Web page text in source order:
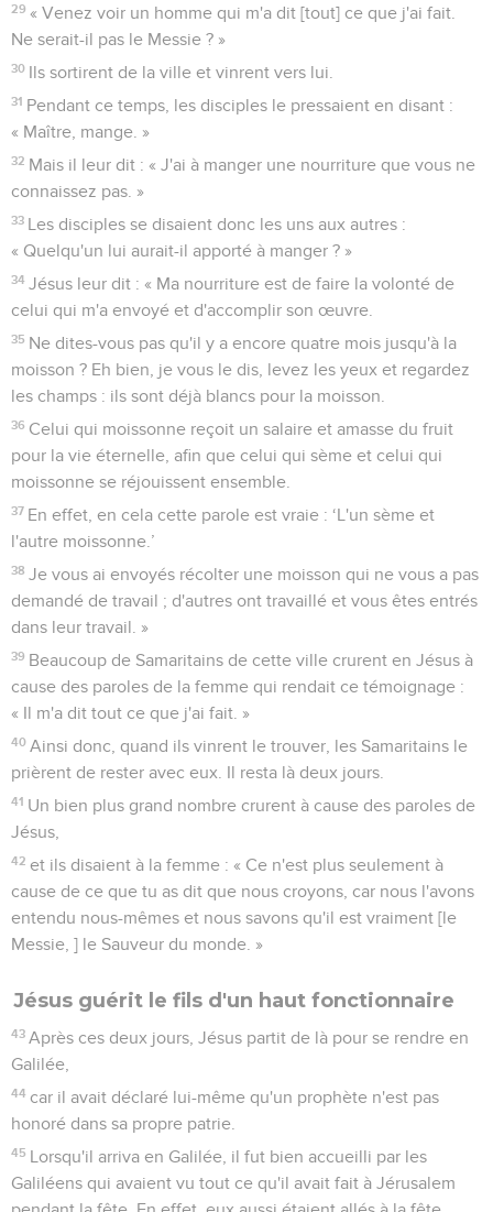
29 « Venez voir un homme qui m'a dit [tout] ce que j'ai fait.
Ne serait-il pas le Messie ? »
30 Ils sortirent de la ville et vinrent vers lui.
31 Pendant ce temps, les disciples le pressaient en disant :
« Maître, mange. »
32 Mais il leur dit : « J'ai à manger une nourriture que vous ne
connaissez pas. »
33 Les disciples se disaient donc les uns aux autres :
« Quelqu'un lui aurait-il apporté à manger ? »
34 Jésus leur dit : « Ma nourriture est de faire la volonté de
celui qui m'a envoyé et d'accomplir son œuvre.
35 Ne dites-vous pas qu'il y a encore quatre mois jusqu'à la
moisson ? Eh bien, je vous le dis, levez les yeux et regardez
les champs : ils sont déjà blancs pour la moisson.
36 Celui qui moissonne reçoit un salaire et amasse du fruit
pour la vie éternelle, afin que celui qui sème et celui qui
moissonne se réjouissent ensemble.
37 En effet, en cela cette parole est vraie : ‘L'un sème et
l'autre moissonne.’
38 Je vous ai envoyés récolter une moisson qui ne vous a pas
demandé de travail ; d'autres ont travaillé et vous êtes entrés
dans leur travail. »
39 Beaucoup de Samaritains de cette ville crurent en Jésus à
cause des paroles de la femme qui rendait ce témoignage :
« Il m'a dit tout ce que j'ai fait. »
40 Ainsi donc, quand ils vinrent le trouver, les Samaritains le
prièrent de rester avec eux. Il resta là deux jours.
41 Un bien plus grand nombre crurent à cause des paroles de
Jésus,
42 et ils disaient à la femme : « Ce n'est plus seulement à
cause de ce que tu as dit que nous croyons, car nous l'avons
entendu nous-mêmes et nous savons qu'il est vraiment [le
Messie, ] le Sauveur du monde. »
Jésus guérit le fils d'un haut fonctionnaire
43 Après ces deux jours, Jésus partit de là pour se rendre en
Galilée,
44 car il avait déclaré lui-même qu'un prophète n'est pas
honoré dans sa propre patrie.
45 Lorsqu'il arriva en Galilée, il fut bien accueilli par les
Galiléens qui avaient vu tout ce qu'il avait fait à Jérusalem